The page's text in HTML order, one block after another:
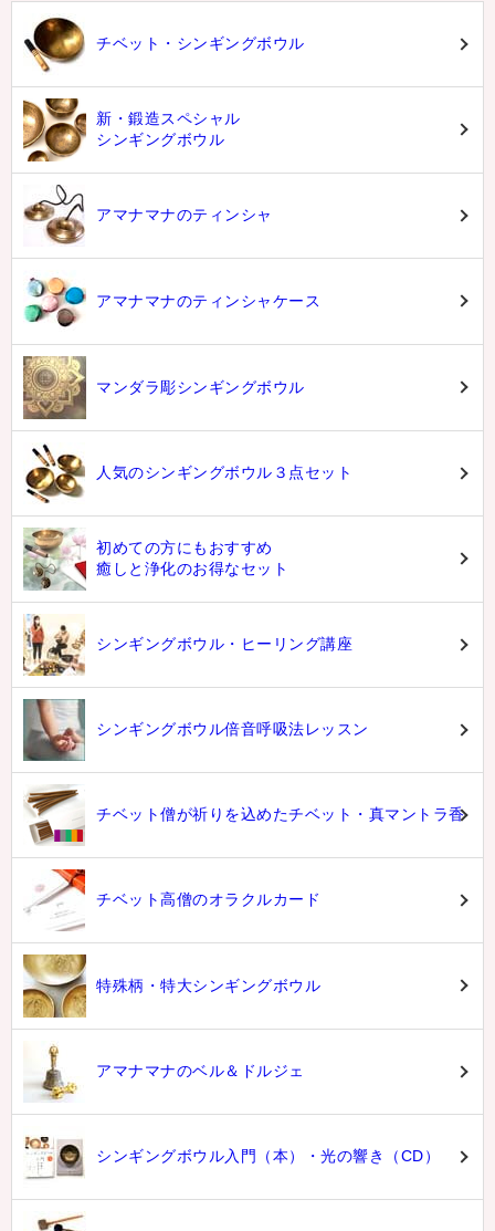
チベット・シンギングボウル
新・鍛造スペシャル
シンギングボウル
アマナマナのティンシャ
アマナマナのティンシャケース
マンダラ彫シンギングボウル
人気のシンギングボウル３点セット
初めての方にもおすすめ
癒しと浄化のお得なセット
シンギングボウル・ヒーリング講座
シンギングボウル倍音呼吸法レッスン
チベット僧が祈りを込めたチベット・真マントラ香
チベット高僧のオラクルカード
特殊柄・特大シンギングボウル
アマナマナのベル＆ドルジェ
シンギングボウル入門（本）・光の響き（CD）